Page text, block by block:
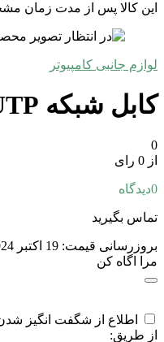
این کالا پس از مدت زمان
لوازم جانبی کامپیوتر
کابل شبکه 10M PACHCORD CAT6 UTP
0
از 0 رای
0دیدگاه
تماس بگیرید
بروزرسانی قیمت: 19 اکتبر 2024
مرا اگاه کن
اطلاع از شگفت انگیز
از طریق: